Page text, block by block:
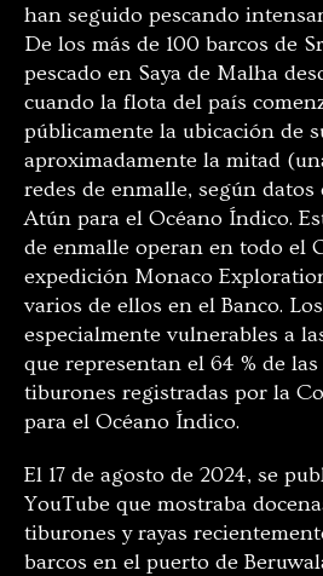
han seguido pescando
De los más de 100 barcos de
pescado en Saya de Malha
cuando la flota del país
públicamente la ubicación de
aproximadamente la mitad
redes de enmalle, según
Atún para el Océano Índico.
de enmalle operan en todo el
expedición Monaco
varios de ellos en el Banco.
especialmente vulnerables a
que representan el 64 % de
tiburones registradas por la
para el Océano Índico.
El 17 de agosto de 2024, se
YouTube que mostraba
tiburones y rayas
barcos en el puerto de